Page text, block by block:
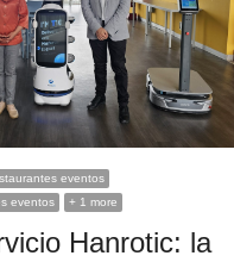
eventos
eventos
+ 1 more
Hanrotic: la